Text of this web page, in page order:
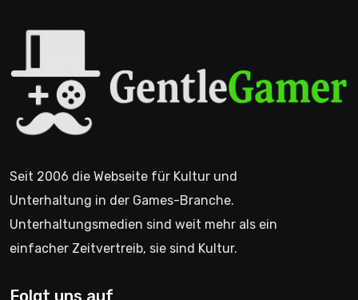
Seit 2006 die Webseite für Kultur und
Unterhaltung in der Games-Branche.
Unterhaltungsmedien sind weit mehr als ein
einfacher Zeitvertreib, sie sind Kultur.
Folgt uns auf